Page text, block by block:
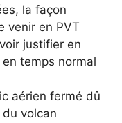
la façon
venir en PVT
justifier en
temps normal
aérien fermé dû
volcan